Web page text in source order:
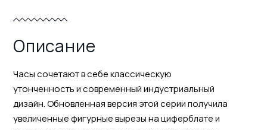
Описание
Часы сочетают в себе классическую
утонченность и современный индустриальный
дизайн. Обновленная версия этой серии получила
увеличенные фигурные вырезы на циферблате и